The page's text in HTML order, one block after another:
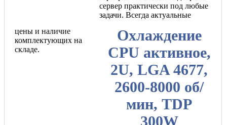
Охлаждение
CPU активное,
2U, LGA 4677,
2600-8000 об/
мин, TDP
300W
сервер практически под любые
задачи. Всегда актуальные
цены и наличие
комплектующих на
складе.